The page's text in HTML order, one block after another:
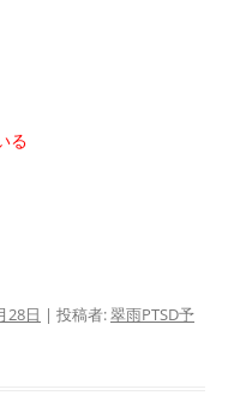
る
28日 | 投稿者:翠雨PTSD予